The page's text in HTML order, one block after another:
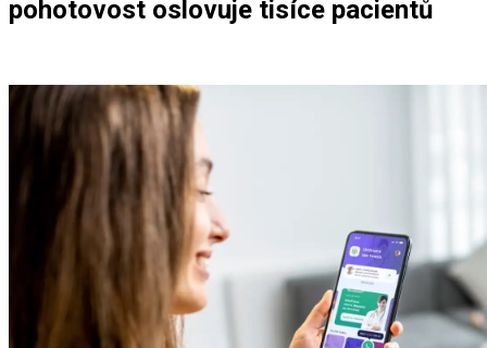
pohotovost oslovuje tisíce pacientů